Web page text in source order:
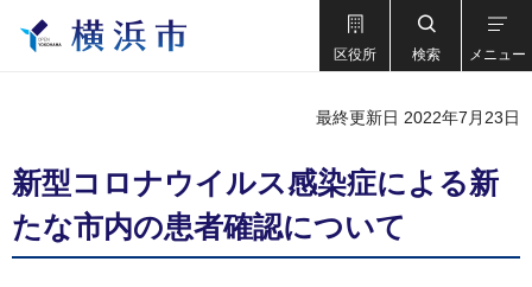
区役所 検索 メニュー
最終更新日 2022年7月23日
新型コロナウイルス感染症による新
たな市内の患者確認について